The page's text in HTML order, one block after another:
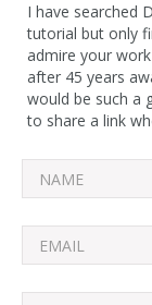
I have searched
tutorial but only
admire your
after 45 years
would be such a
to share a link